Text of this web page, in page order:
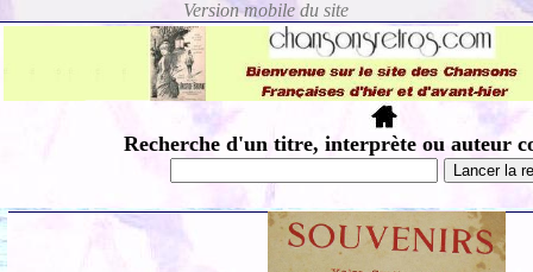
Recherche d'un titre, interprète ou auteur